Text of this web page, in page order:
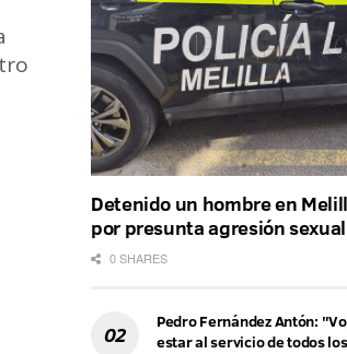
Detenido un hombre en
por presunta agresión sexual
0 SHARES
Pedro Fernández Antón:
estar al servicio de todos